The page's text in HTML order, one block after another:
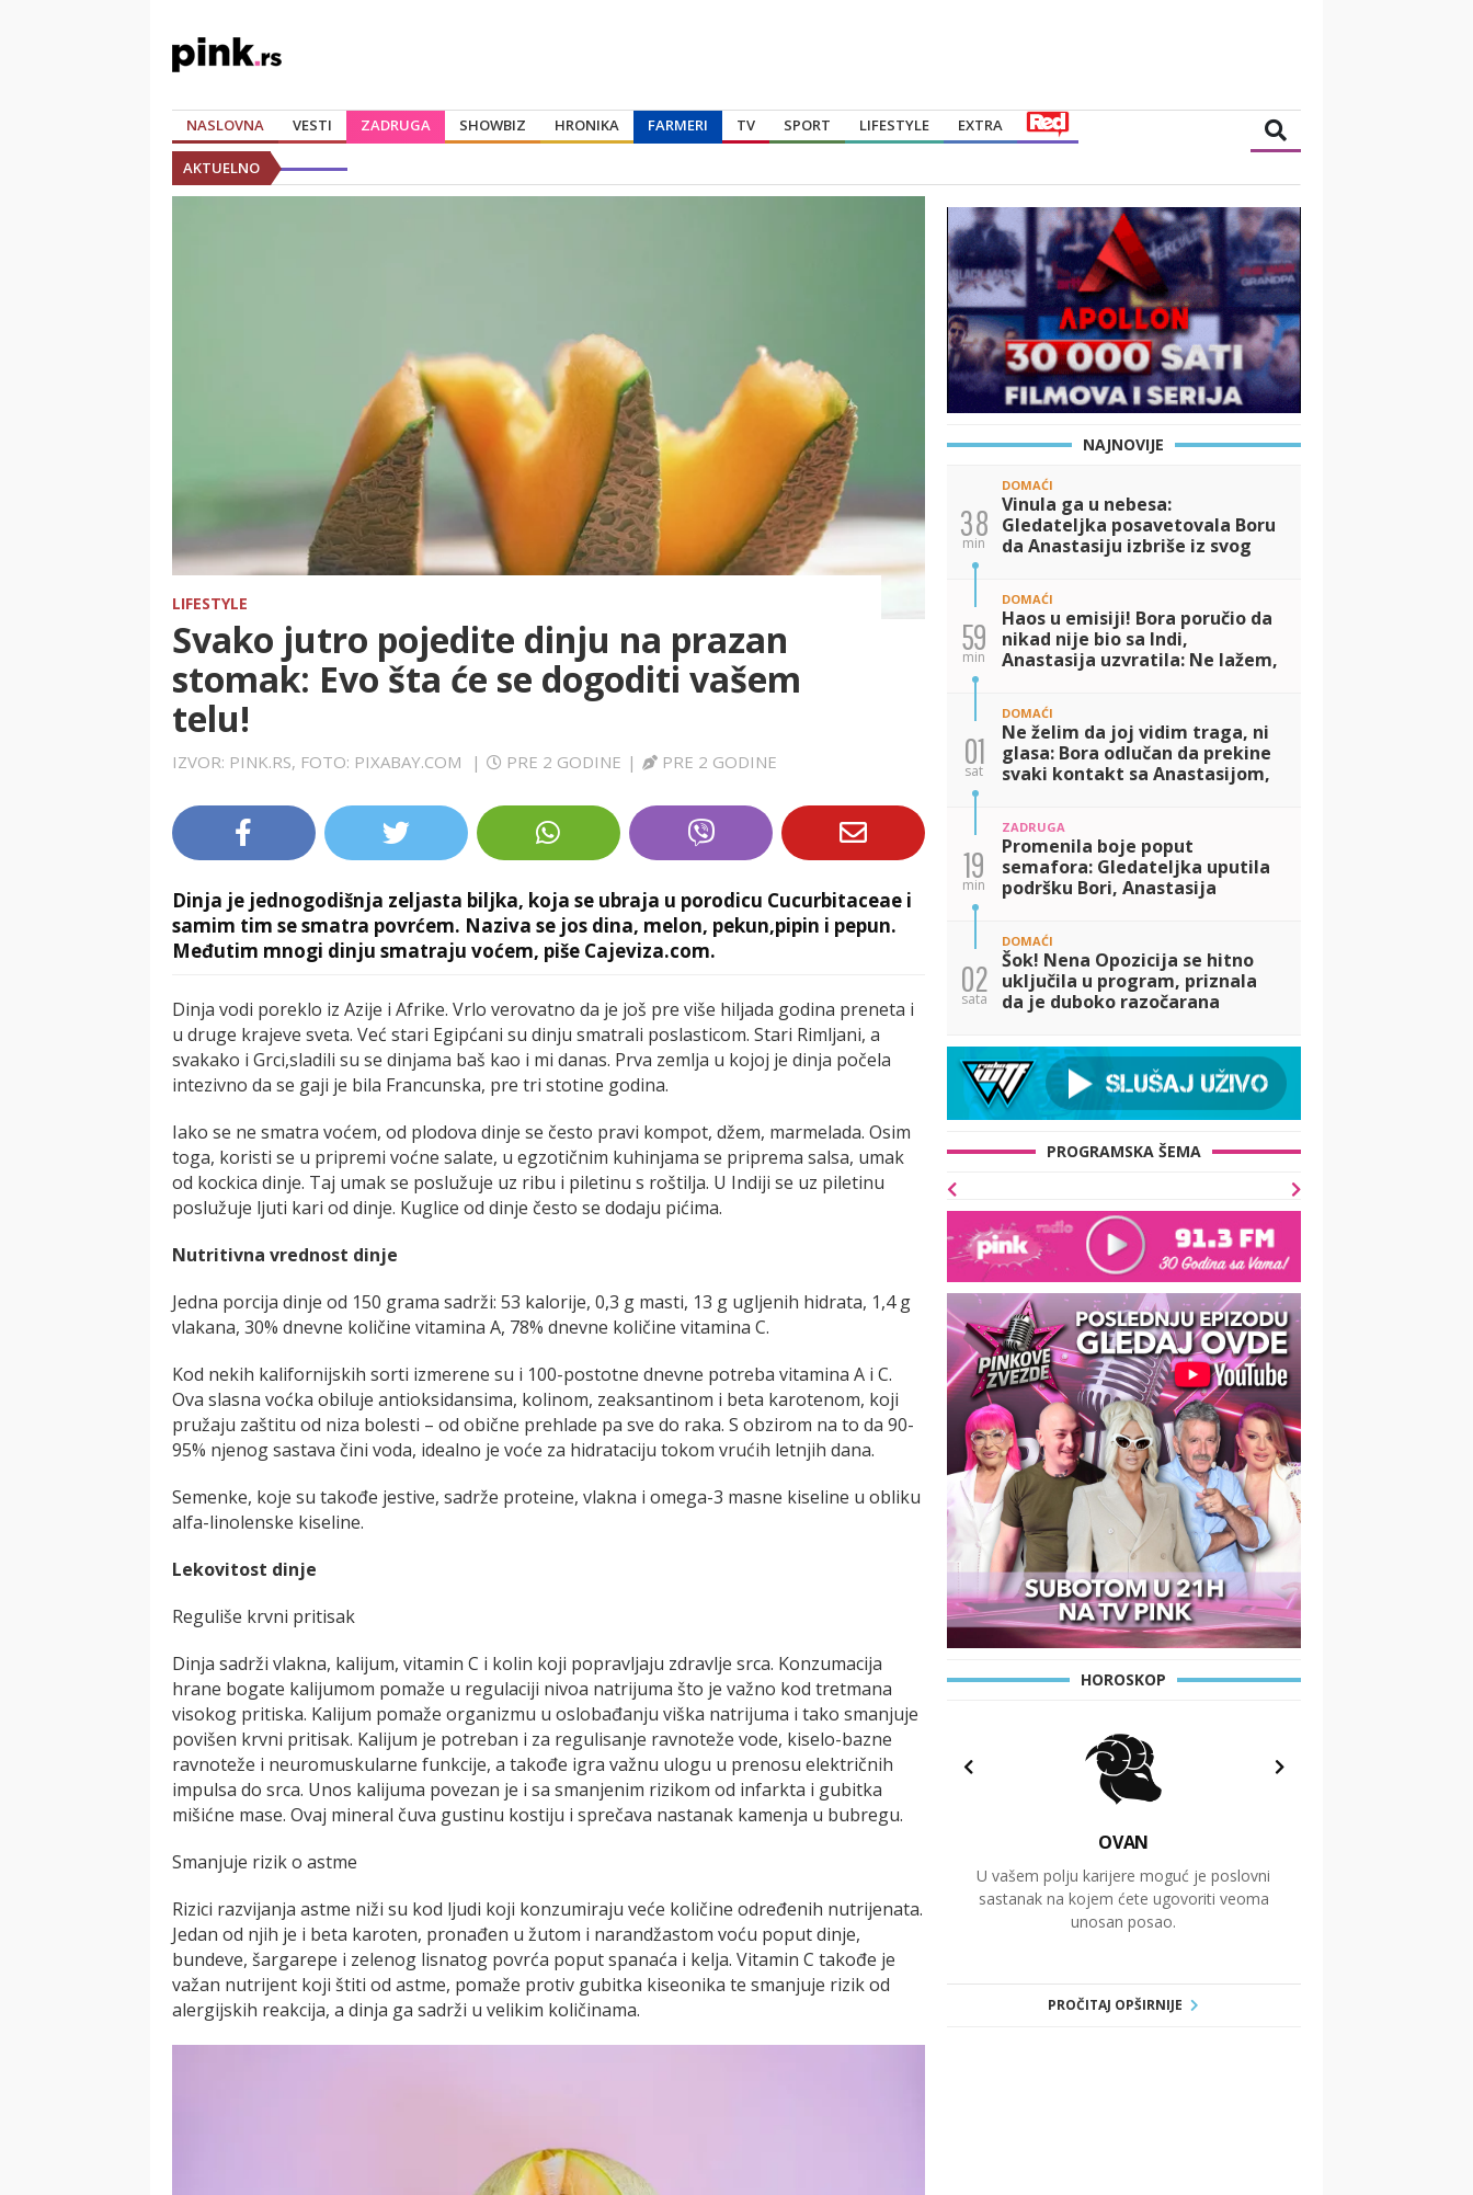
NASLOVNA VESTI ZADRUGA SHOWBIZ HRONIKA FARMERI TV SPORT LIFESTYLE EXTRA
AKTUELNO
LIFESTYLE
Svako jutro pojedite dinju na prazan
stomak: Evo šta će se dogoditi vašem
telu!
IZVOR: PINK.RS, FOTO: PIXABAY.COM | PRE 2 GODINE | PRE 2 GODINE
Dinja je jednogodišnja zeljasta biljka, koja se ubraja u porodicu Cucurbitaceae i
samim tim se smatra povrćem. Naziva se jos dina, melon, pekun,pipin i pepun.
Međutim mnogi dinju smatraju voćem, piše Cajeviza.com.
Dinja vodi poreklo iz Azije i Afrike. Vrlo verovatno da je još pre više hiljada godina preneta i
u druge krajeve sveta. Već stari Egipćani su dinju smatrali poslasticom. Stari Rimljani, a
svakako i Grci,sladili su se dinjama baš kao i mi danas. Prva zemlja u kojoj je dinja počela
intezivno da se gaji je bila Francunska, pre tri stotine godina.
Iako se ne smatra voćem, od plodova dinje se često pravi kompot, džem, marmelada. Osim
toga, koristi se u pripremi voćne salate, u egzotičnim kuhinjama se priprema salsa, umak
od kockica dinje. Taj umak se poslužuje uz ribu i piletinu s roštilja. U Indiji se uz piletinu
poslužuje ljuti kari od dinje. Kuglice od dinje često se dodaju pićima.
Nutritivna vrednost dinje
Jedna porcija dinje od 150 grama sadrži: 53 kalorije, 0,3 g masti, 13 g ugljenih hidrata, 1,4 g
vlakana, 30% dnevne količine vitamina A, 78% dnevne količine vitamina C.
Kod nekih kalifornijskih sorti izmerene su i 100-postotne dnevne potreba vitamina A i C.
Ova slasna voćka obiluje antioksidansima, kolinom, zeaksantinom i beta karotenom, koji
pružaju zaštitu od niza bolesti – od obične prehlade pa sve do raka. S obzirom na to da 90-
95% njenog sastava čini voda, idealno je voće za hidrataciju tokom vrućih letnjih dana.
Semenke, koje su takođe jestive, sadrže proteine, vlakna i omega-3 masne kiseline u obliku
alfa-linolenske kiseline.
Lekovitost dinje
Reguliše krvni pritisak
Dinja sadrži vlakna, kalijum, vitamin C i kolin koji popravljaju zdravlje srca. Konzumacija
hrane bogate kalijumom pomaže u regulaciji nivoa natrijuma što je važno kod tretmana
visokog pritiska. Kalijum pomaže organizmu u oslobađanju viška natrijuma i tako smanjuje
povišen krvni pritisak. Kalijum je potreban i za regulisanje ravnoteže vode, kiselo-bazne
ravnoteže i neuromuskularne funkcije, a takođe igra važnu ulogu u prenosu električnih
impulsa do srca. Unos kalijuma povezan je i sa smanjenim rizikom od infarkta i gubitka
mišićne mase. Ovaj mineral čuva gustinu kostiju i sprečava nastanak kamenja u bubregu.
Smanjuje rizik o astme
Rizici razvijanja astme niži su kod ljudi koji konzumiraju veće količine određenih nutrijenata.
Jedan od njih je i beta karoten, pronađen u žutom i narandžastom voću poput dinje,
bundeve, šargarepe i zelenog lisnatog povrća poput spanaća i kelja. Vitamin C takođe je
važan nutrijent koji štiti od astme, pomaže protiv gubitka kiseonika te smanjuje rizik od
alergijskih reakcija, a dinja ga sadrži u velikim količinama.
NAJNOVIJE
38
min
DOMAĆI
Vinula ga u nebesa:
Gledateljka posavetovala Boru
da Anastasiju izbriše iz svog
(VIDEO)
59
min
DOMAĆI
Haos u emisiji! Bora poručio da
nikad nije bio sa Indi,
Anastasija uzvratila: Ne lažem,
(VIDEO)
01
sat
DOMAĆI
Ne želim da joj vidim traga, ni
glasa: Bora odlučan da prekine
svaki kontakt sa Anastasijom,
19
min
ZADRUGA
Promenila boje poput
semafora: Gledateljka uputila
podršku Bori, Anastasija
poput ekspres lonca! (VIDEO)
02
sata
DOMAĆI
Šok! Nena Opozicija se hitno
uključila u program, priznala
da je duboko razočarana
njegov prekor na svojoj koži!
(VIDEO)
PROGRAMSKA ŠEMA
HOROSKOP
OVAN
U vašem polju karijere moguć je poslovni
sastanak na kojem ćete ugovoriti veoma
unosan posao.
PROČITAJ OPŠIRNIJE